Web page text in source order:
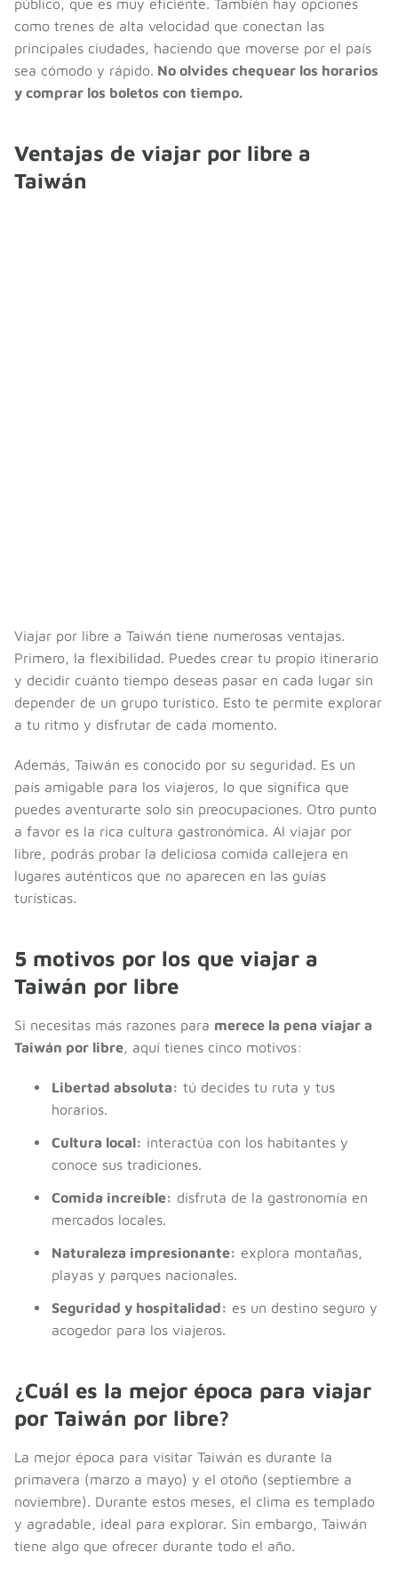
público, que es muy eficiente. También hay opciones
como trenes de alta velocidad que conectan las
principales ciudades, haciendo que moverse por el país
sea cómodo y rápido. No olvides chequear los horarios
y comprar los boletos con tiempo.
Ventajas de viajar por libre a
Taiwán
Viajar por libre a Taiwán tiene numerosas ventajas.
Primero, la flexibilidad. Puedes crear tu propio itinerario
y decidir cuánto tiempo deseas pasar en cada lugar sin
depender de un grupo turístico. Esto te permite explorar
a tu ritmo y disfrutar de cada momento.
Además, Taiwán es conocido por su seguridad. Es un
país amigable para los viajeros, lo que significa que
puedes aventurarte solo sin preocupaciones. Otro punto
a favor es la rica cultura gastronómica. Al viajar por
libre, podrás probar la deliciosa comida callejera en
lugares auténticos que no aparecen en las guías
turísticas.
5 motivos por los que viajar a
Taiwán por libre
Si necesitas más razones para merece la pena viajar a
Taiwán por libre, aquí tienes cinco motivos:
Libertad absoluta: tú decides tu ruta y tus
horarios.
Cultura local: interactúa con los habitantes y
conoce sus tradiciones.
Comida increíble: disfruta de la gastronomía en
mercados locales.
Naturaleza impresionante: explora montañas,
playas y parques nacionales.
Seguridad y hospitalidad: es un destino seguro y
acogedor para los viajeros.
¿Cuál es la mejor época para viajar
por Taiwán por libre?
La mejor época para visitar Taiwán es durante la
primavera (marzo a mayo) y el otoño (septiembre a
noviembre). Durante estos meses, el clima es templado
y agradable, ideal para explorar. Sin embargo, Taiwán
tiene algo que ofrecer durante todo el año.